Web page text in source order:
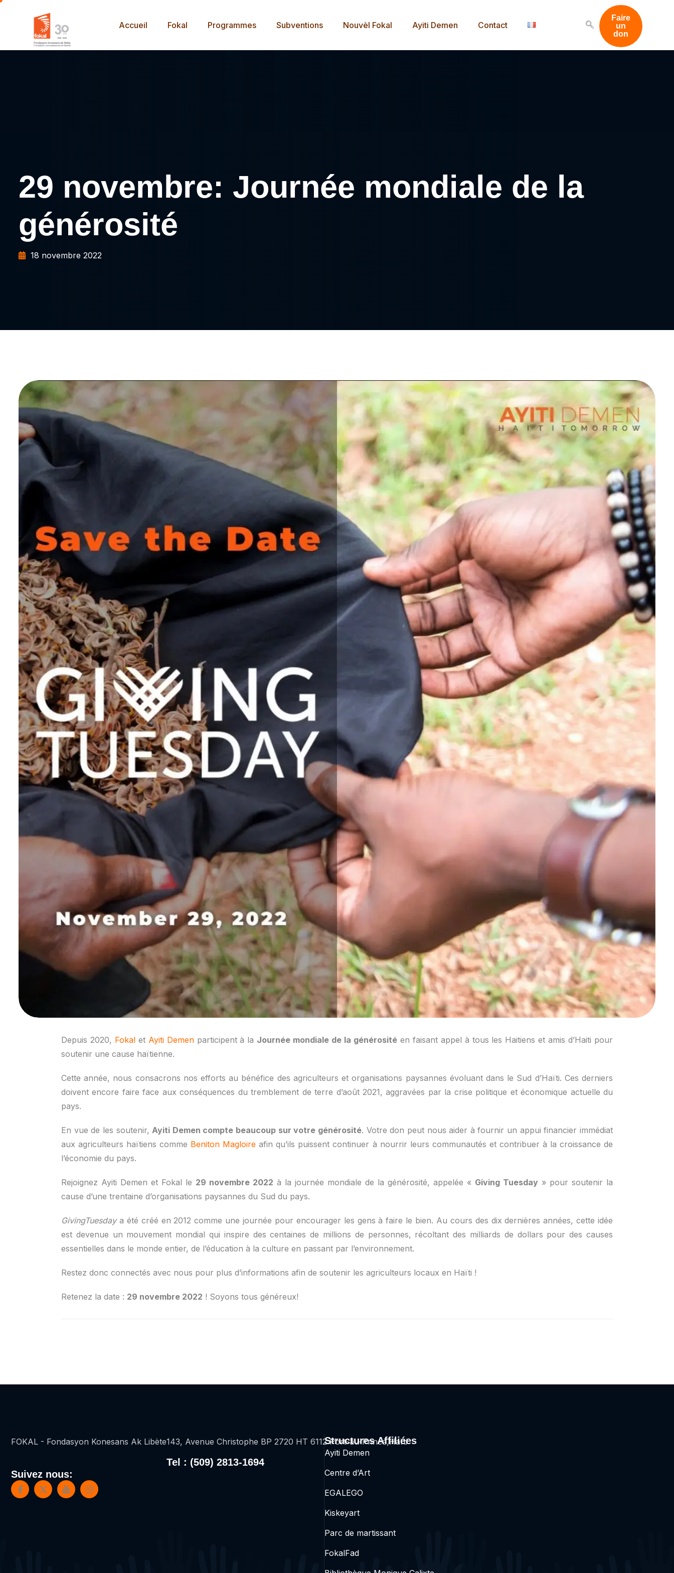
Accueil Fokal Programmes Subventions Nouvèl Fokal Ayiti Demen Contact
Faire
un
don
29 novembre: Journée mondiale de la
générosité
18 novembre 2022
Depuis 2020, Fokalet Ayiti Demenparticipent à la Journée mondiale de la générositéen faisant appel à tous les Haitiens et amis d’Haiti pour
soutenir une cause haïtienne.
Cette année, nous consacrons nos efforts au bénéfice des agriculteurs et organisations paysannes évoluant dans le Sud d’Haïti. Ces derniers
doivent encore faire face aux conséquences du tremblement de terre d’août 2021, aggravées par la crise politique et économique actuelle du
pays.
En vue de les soutenir,Ayiti Demen compte beaucoup sur votre générosité. Votre don peut nous aider à fournir un appui financier immédiat
aux agriculteurs haïtiens comme Beniton Magloire afin qu’ils puissent continuer à nourrir leurs communautés et contribuer à la croissance de
l’économie du pays.
Rejoignez Ayiti Demen et Fokal le 29 novembre 2022 à la journée mondiale de la générosité, appelée « Giving Tuesday » pour soutenir la
cause d’une trentaine d’organisations paysannes du Sud du pays.
GivingTuesdaya été créé en 2012 comme une journée pour encourager les gens à faire le bien. Au cours des dix dernières années, cette idée
est devenue un mouvement mondial qui inspire des centaines de millions de personnes, récoltant des milliards de dollars pour des causes
essentielles dans le monde entier, de l’éducation à la culture en passant par l’environnement.
Restez donc connectés avec nous pour plus d’informations afin de soutenir les agriculteurs locaux en Haïti !
Retenez la date : 29 novembre 2022 ! Soyons tous généreux!
FOKAL - Fondasyon Konesans Ak Libète143, Avenue Christophe BP 2720 HT 6112 Port-au-Prince,Haïti
Tel : (509) 2813-1694
Suivez nous:
Structures Affiliées
Ayiti Demen
Centre d’Art
EGALEGO
Kiskeyart
Parc de martissant
FokalFad